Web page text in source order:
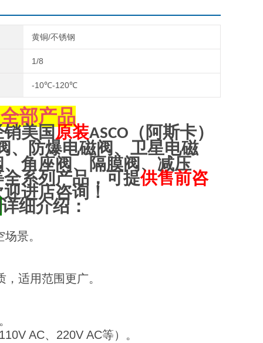
黄铜/不锈钢
1/8
-10℃-120℃
全部产品
美国原装ASCO （阿斯卡）
、防爆电磁阀、卫星电磁
角座阀、隔膜阀、减压
系列产品，可提供售前咨
进店咨询！
详细介绍：
景。
适用范围更广。
AC、220V AC等）。